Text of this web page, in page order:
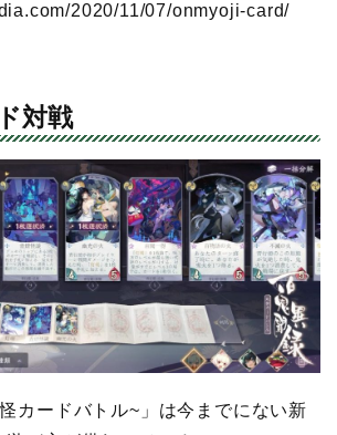
2020/11/07/onmyoji-card/
対戦
カードバトル~」は今までにない新